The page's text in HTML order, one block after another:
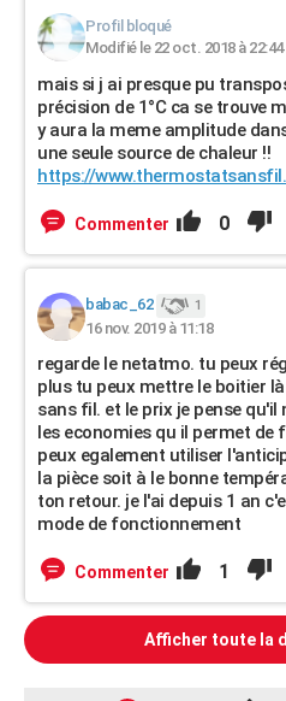
Profil bloqué
Modifié le 22 oct. 2018 à 22:44
mais si j ai presque pu
précision de 1°C ca se trouve
y aura la meme amplitude
une seule source de chaleur !!
https://
Commenter 0
babac_62 1
16 nov. 2019 à 11:18
regarde le netatmo. tu peux
plus tu peux mettre le boitier
sans fil. et le prix je pense
les economies qu il permet de
peux egalement utiliser
la pièce soit à le bonne
ton retour. je l'ai depuis 1 an
mode de fonctionnement
Commenter 1
Afficher toute la